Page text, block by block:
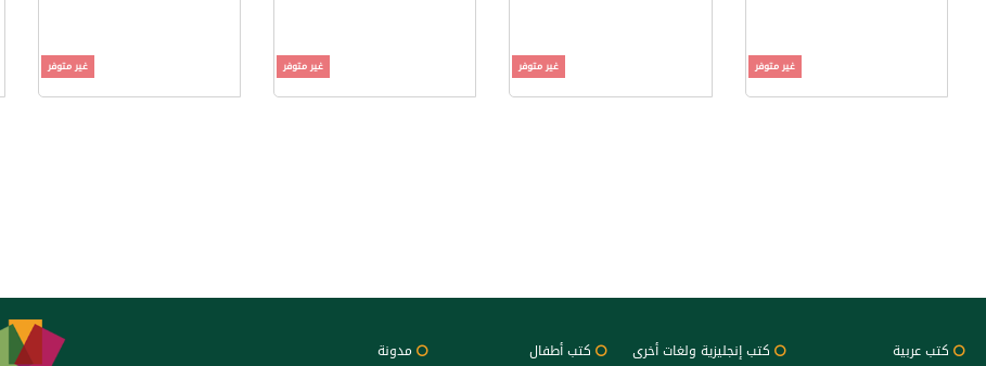
غير متوفر غير متوفر غير متوفر غير متوفر
كتب عربية كتب إنجليزية ولغات أخرى كتب أطفال مدونة